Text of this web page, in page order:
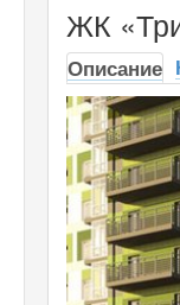
ЖК
Описание